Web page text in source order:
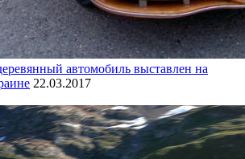
автомобиль выставлен на
22.03.2017